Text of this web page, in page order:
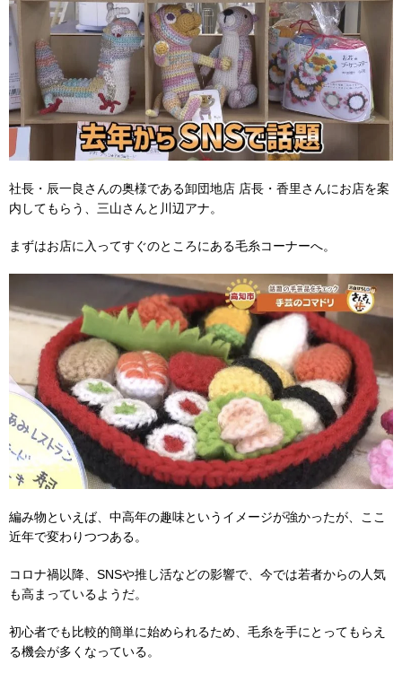
社長・辰一良さんの奥様である卸団地店 店長・香里さんにお店を案
内してもらう、三山さんと川辺アナ。
まずはお店に入ってすぐのところにある毛糸コーナーへ。
編み物といえば、中高年の趣味というイメージが強かったが、ここ
近年で変わりつつある。
コロナ禍以降、SNSや推し活などの影響で、今では若者からの人気
も高まっているようだ。
初心者でも比較的簡単に始められるため、毛糸を手にとってもらえ
る機会が多くなっている。